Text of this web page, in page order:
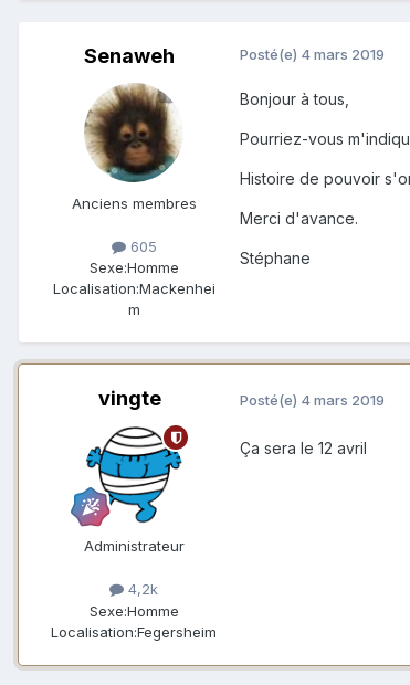
Senaweh
Anciens membres
605
Sexe:Homme
Localisation:Mackenhei
m
Posté(e) 4 mars 2019
Bonjour à tous,
Pourriez-vous
Histoire de pouvoir
Merci d'avance.
Stéphane
vingte
Administrateur
4,2k
Sexe:Homme
Localisation:Fegersheim
Posté(e) 4 mars 2019
Ça sera le 12 avril